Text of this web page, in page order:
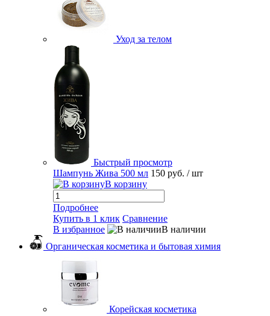
Уход за телом
Быстрый просмотр
Шампунь Жива 500 мл 150 руб. / шт
В корзину
Подробнее
Купить в 1 клик Сравнение
В избранное
В наличии
Органическая косметика и бытовая химия
Корейская косметика